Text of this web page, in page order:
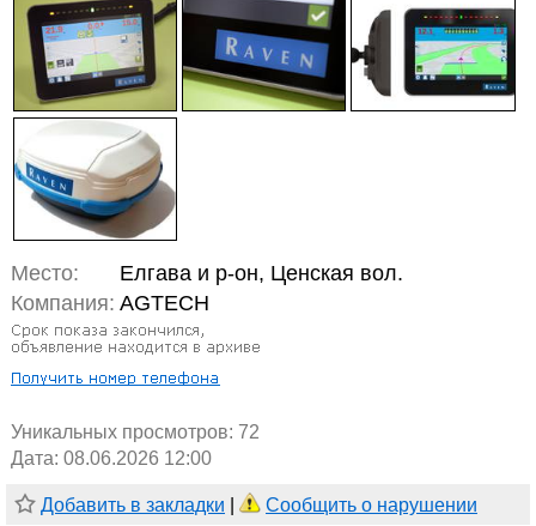
Место:
Елгава и р-он, Ценская вол.
Компания: AGTECH
Уникальных просмотров: 72
Дата: 08.06.2026 12:00
Добавить в закладки Сообщить о нарушении